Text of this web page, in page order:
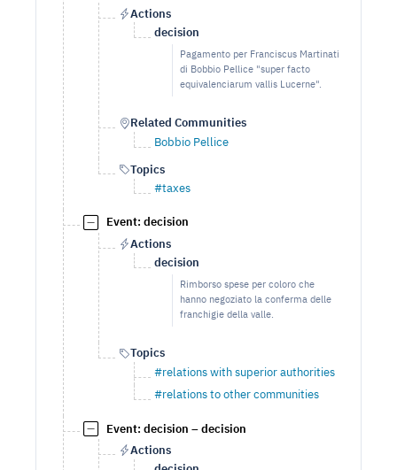
Actions
decision
Pagamento per Franciscus Martinati
di Bobbio Pellice "super facto
equivalenciarum vallis Lucerne".
Related Communities
Bobbio Pellice
Topics
#taxes
Event: decision
Actions
decision
Rimborso spese per coloro che
hanno negoziato la conferma delle
franchigie della valle.
Topics
#relations with superior authorities
#relations to other communities
Event: decision – decision
Actions